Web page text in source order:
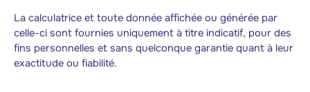
La calculatrice et toute donnée affichée ou générée par
celle-ci sont fournies uniquement à titre indicatif, pour des
fins personnelles et sans quelconque garantie quant à leur
exactitude ou fiabilité.